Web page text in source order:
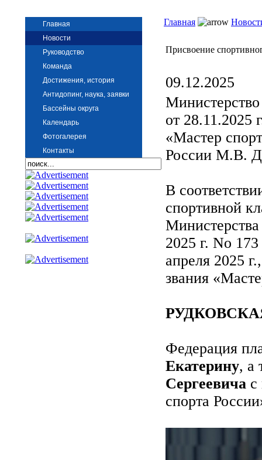
Главная
Новости
Руководство
Команда
Достижения, история
Антидопинг, наука, заявки
Бассейны округа
Календарь
Фотогалерея
Контакты
Главная
Присвоение
09.12.2025
от 28.11.2025
«Мастер
России М.В.
В
спортивной
2025 г. No
апреля 2025
звания
РУДКОВСКАЯ
Федерация
Екатерину, а
Сергеевича с
спорта